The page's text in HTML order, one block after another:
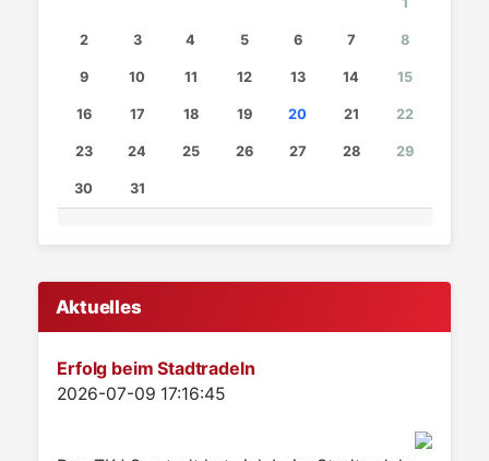
2 3 4 5 6 7 8
9 10 11 12 13 14 15
16 17 18 19 20 21 22
23 24 25 26 27 28 29
30 31
Aktuelles
Erfolg beim Stadtradeln
Details
2026-07-09 17:16:45